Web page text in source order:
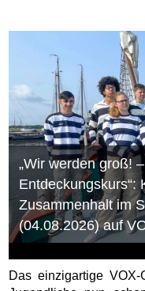
„Wir werden groß!
Entdeckungskurs“:
Zusammenhalt im
(04.08.2026) auf
Das einzigartige VOX-